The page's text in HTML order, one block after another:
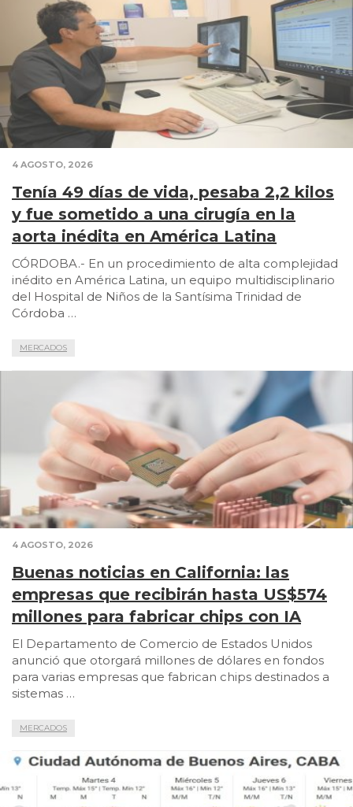
4 AGOSTO, 2026
Tenía 49 días de vida, pesaba 2,2 kilos
y fue sometido a una cirugía en la
aorta inédita en América Latina
CÓRDOBA.- En un procedimiento de alta complejidad
inédito en América Latina, un equipo multidisciplinario
del Hospital de Niños de la Santísima Trinidad de
Córdoba …
MERCADOS
4 AGOSTO, 2026
Buenas noticias en California: las
empresas que recibirán hasta US$574
millones para fabricar chips con IA
El Departamento de Comercio de Estados Unidos
anunció que otorgará millones de dólares en fondos
para varias empresas que fabrican chips destinados a
sistemas …
MERCADOS